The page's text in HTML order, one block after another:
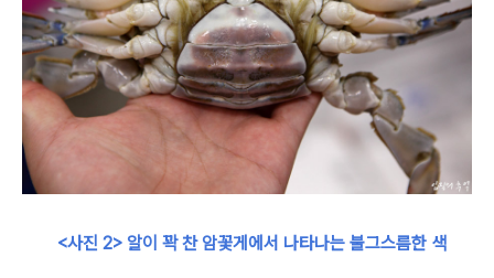
<사진 2> 알이 꽉 찬 암꽃게에서 나타나는 불그스름한 색